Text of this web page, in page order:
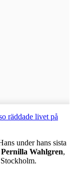
räddade livet på
under hans sista
Pernilla Wahlgren,